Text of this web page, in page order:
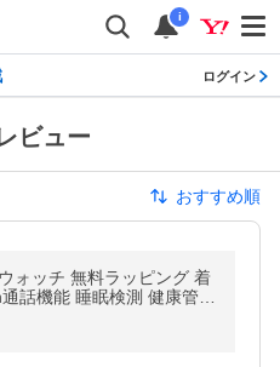
i
ログイン
ビュー
おすすめ順
ッチ 無料ラッピング 着
話機能 睡眠検測 健康管理
血中酸素 心拍数 レディ
ント